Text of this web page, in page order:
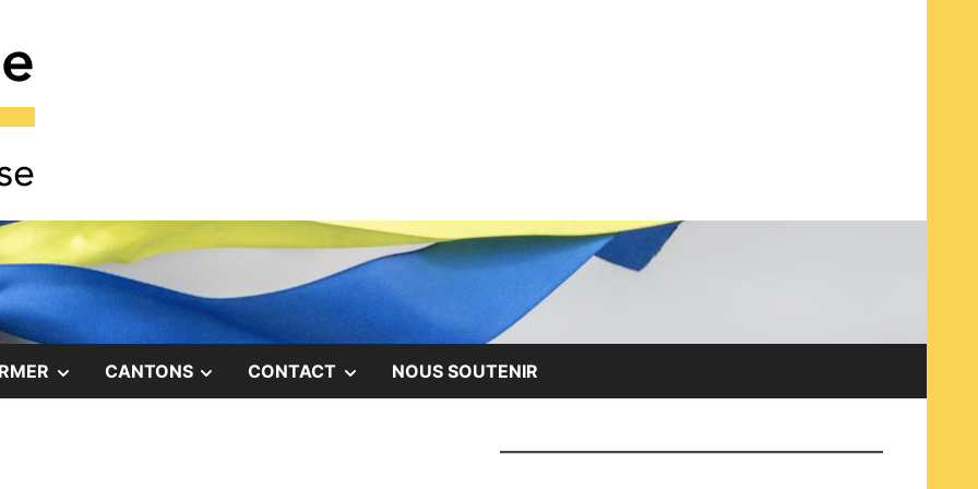
SHOWCANTONS SHOWCONTACT SHOWNOUS SOUTENIR